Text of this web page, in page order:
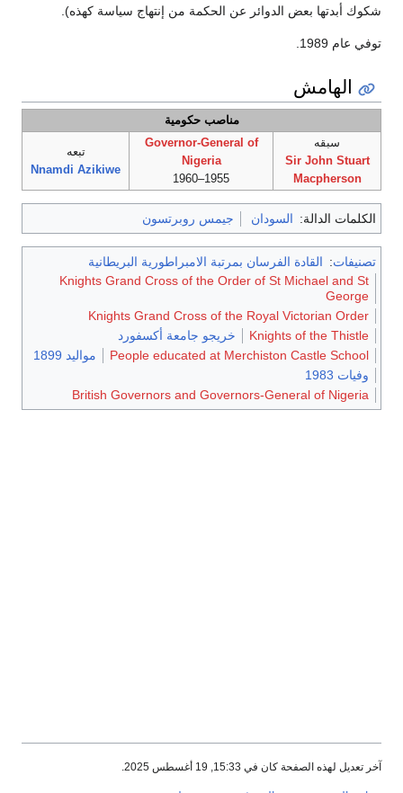
شكوك أبدتها بعض الدوائر عن الحكمة من إنتهاج سياسة كهذه).
توفي عام 1989.
الهامش
مناصب حكومية
سبقه
Sir John Stuart
Macpherson
Governor-General of
Nigeria
1955–1960
تبعه
Nnamdi Azikiwe
الكلمات الدالة: السودان جيمس روبرتسون
تصنيفات: القادة الفرسان بمرتبة الامبراطورية البريطانية
Knights Grand Cross of the Order of St Michael and St
George
Knights Grand Cross of the Royal Victorian Order
Knights of the Thistle
خريجو جامعة أكسفورد
People educated at Merchiston Castle School
مواليد 1899
وفيات 1983
British Governors and Governors-General of Nigeria
آخر تعديل لهذه الصفحة كان في 15:33, 19 أغسطس 2025.